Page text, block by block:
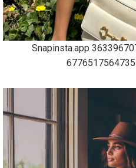
Snapinsta.app